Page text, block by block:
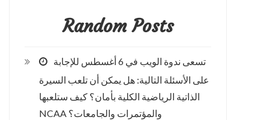
Random Posts
تسعى ندوة الويب في 6 أغسطس للإجابة
على الأسئلة التالية: هل يمكن أن تلعب السيرة
الذاتية الرياضية الكلية بأمان؟ كيف ستلعبها
NCAA والمؤتمرات والجامعات؟